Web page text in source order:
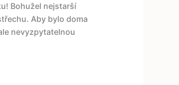
Bohužel nejstarší
Aby bylo doma
nevyzpytatelnou